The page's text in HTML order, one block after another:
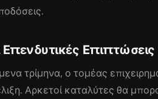
Επενδυτικές Επιπτώσεις
τρίμηνα, ο τομέας
Αρκετοί καταλύτες θα